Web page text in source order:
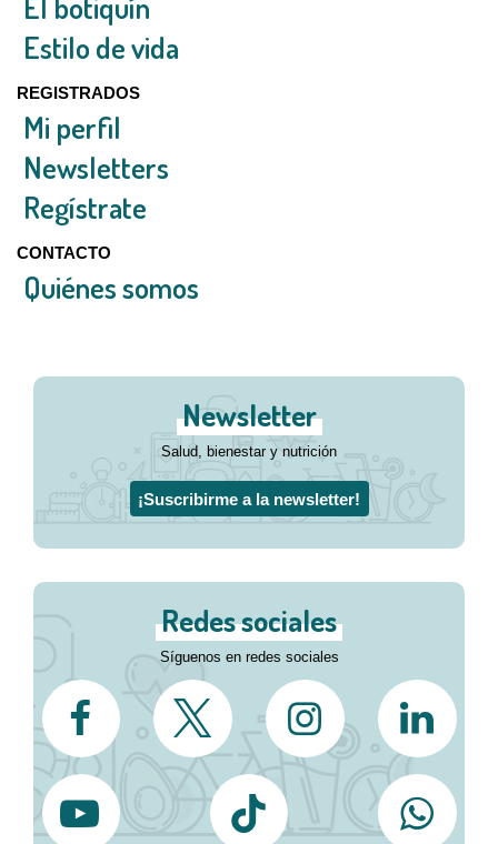
Estilo de vida
REGISTRADOS
Mi perfil
Newsletters
Regístrate
CONTACTO
Quiénes somos
Newsletter
Salud, bienestar y nutrición
¡Suscribirme a la newsletter!
Redes sociales
Síguenos en redes sociales